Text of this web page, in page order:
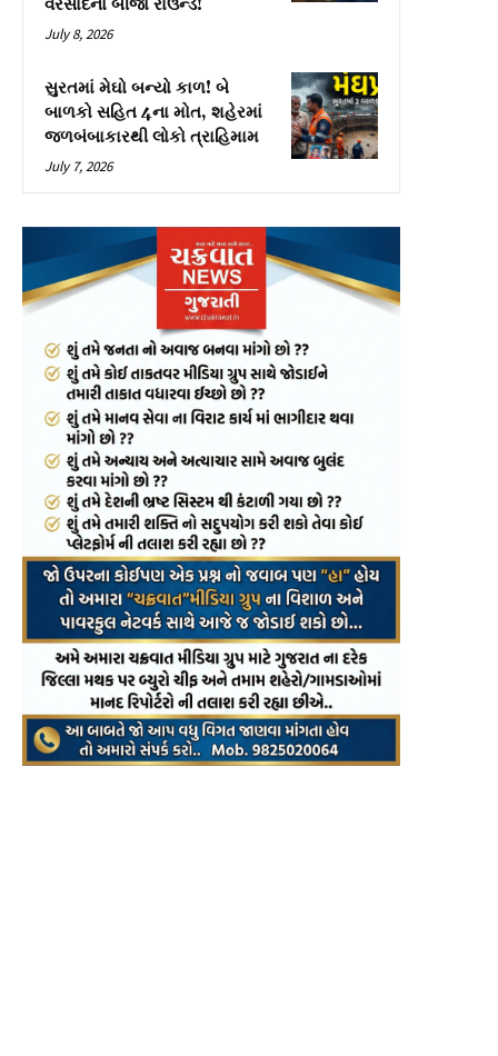
વરસાદનો બીજો રાઉન્ડ!
July 8, 2026
સુરતમાં મેઘો બન્યો કાળ! બે
બાળકો સહિત 4ના મોત, શહેરમાં
જળબંબાકારથી લોકો ત્રાહિમામ
July 7, 2026